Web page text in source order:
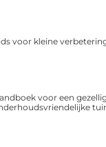
voor kleine
voor een